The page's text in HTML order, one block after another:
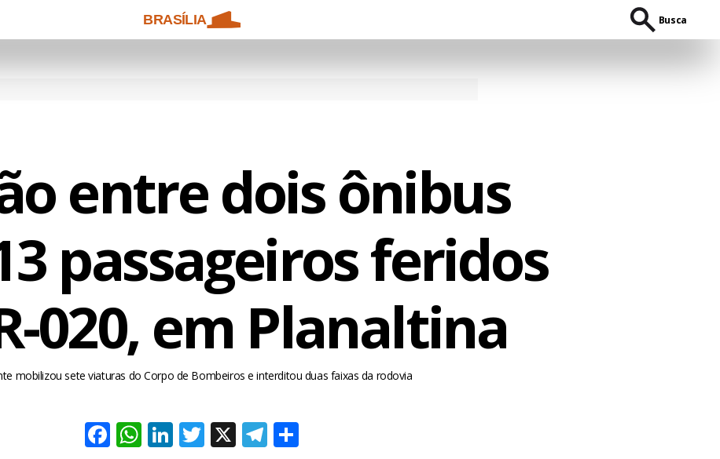
BRASÍLIA Busca
entre dois ônibus
passageiros feridos
020, em Planaltina
mobilizou sete viaturas do Corpo de Bombeiros e interditou duas faixas da rodovia
Facebook
WhatsApp
LinkedIn
Twitter
X Telegram